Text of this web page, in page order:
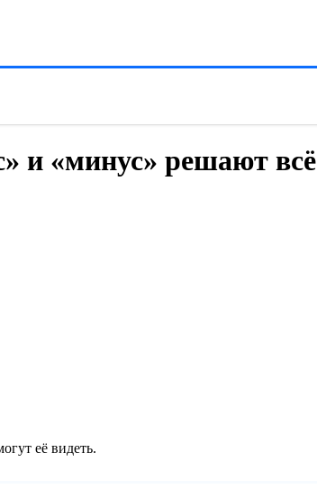
и «минус» решают всё
её видеть.